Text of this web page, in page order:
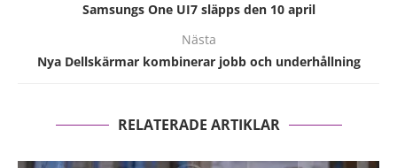
Samsungs One UI7 släpps den 10 april
Nästa
Nya Dellskärmar kombinerar jobb och underhållning
RELATERADE ARTIKLAR